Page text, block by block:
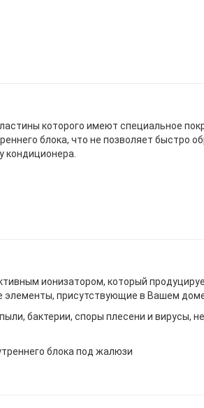
которого имеют специальное
блока, что не позволяет быстро
кондиционера.
ионизатором, который
элементы, присутствующие в Вашем
бактерии, споры плесени и вирусы,
блока под жалюзи